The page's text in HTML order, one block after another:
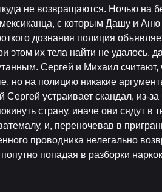
не возвращаются. Ночью на
с которым Дашу и Аню
дознания полиция
этом их тела найти не удалось,
Сергей и Михаил считают,
но на полицию никакие
Сергей устраивает скандал, из-за
страну, иначе они сядут в
и, переночевав в
проводника нелегально
попадая в разборки